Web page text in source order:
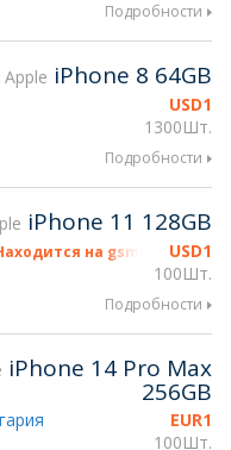
Подробности
Apple iPhone 8 64GB
USD1
1300Шт.
Подробности
iPhone 11 128GB
USD1
100Шт.
на gsmX Hong
Подробности
iPhone 14 Pro Max
256GB
EUR1
100Шт.